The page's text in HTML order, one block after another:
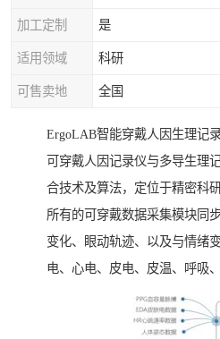
加工定制 是
适用领域 科研
可售卖地 全国
ErgoLAB智能穿戴人因生理记
可穿戴人因记录仪与多导生理
合技术及算法，定位于精密科
所有的可穿戴数据采集模块同
变化、眼动轨迹、以及与情绪
电、心电、皮电、皮温、呼吸